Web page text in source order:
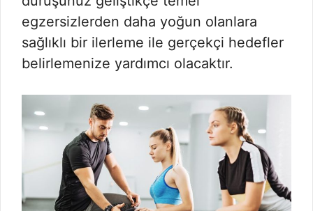
egzersizlerden daha yoğun olanlara
sağlıklı bir ilerleme ile gerçekçi hedefler
belirlemenize yardımcı olacaktır.